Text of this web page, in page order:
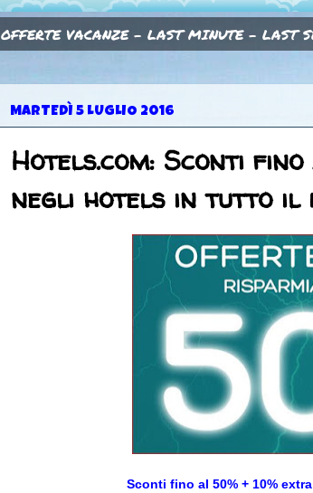
OFFERTE VACANZE - LAST MINUTE - LAST
MARTEDÌ 5 LUGLIO 2016
Hotels.com: Sconti
negli hotels in tutto il
Sconti fino al 50% + 10%